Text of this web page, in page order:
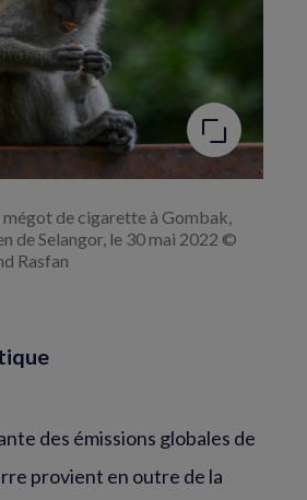
Agrandir
l'image
mégot de cigarette à Gombak,
de Selangor, le 30 mai 2022 ©
Rasfan
des émissions globales de
provient en outre de la